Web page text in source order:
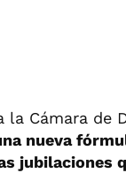
la Cámara de
nueva
jubilaciones